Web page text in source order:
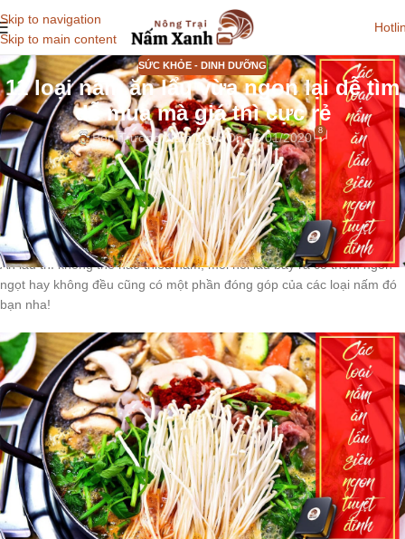
Skip to navigation
Skip to main content
SỨC KHỎE - DINH DƯỠNG
11 loại nấm ăn lẩu vừa ngon lại dễ tìm
dễ mua mà giá thì cực rẻ
Bếp Trưởng Nấm NgonOn 16/01/2020 8
NẤM ĂN LẨU là các loại nấm ăn thông dụng có trong các nồi lẩu.
Thả nấm vào lẩu sẽ giúp phần nước lẩu có thêm vị ngọt thanh tự
nhiên, hòa quyện chung cùng các món ăn khác thêm đậm đà thú
vị và nhiều dinh dưỡng…
Ăn lẩu thì không thể nào thiếu nấm, mỗi nồi lẩu bày ra có thêm ngon
ngọt hay không đều cũng có một phần đóng góp của các loại nấm đó
bạn nha!